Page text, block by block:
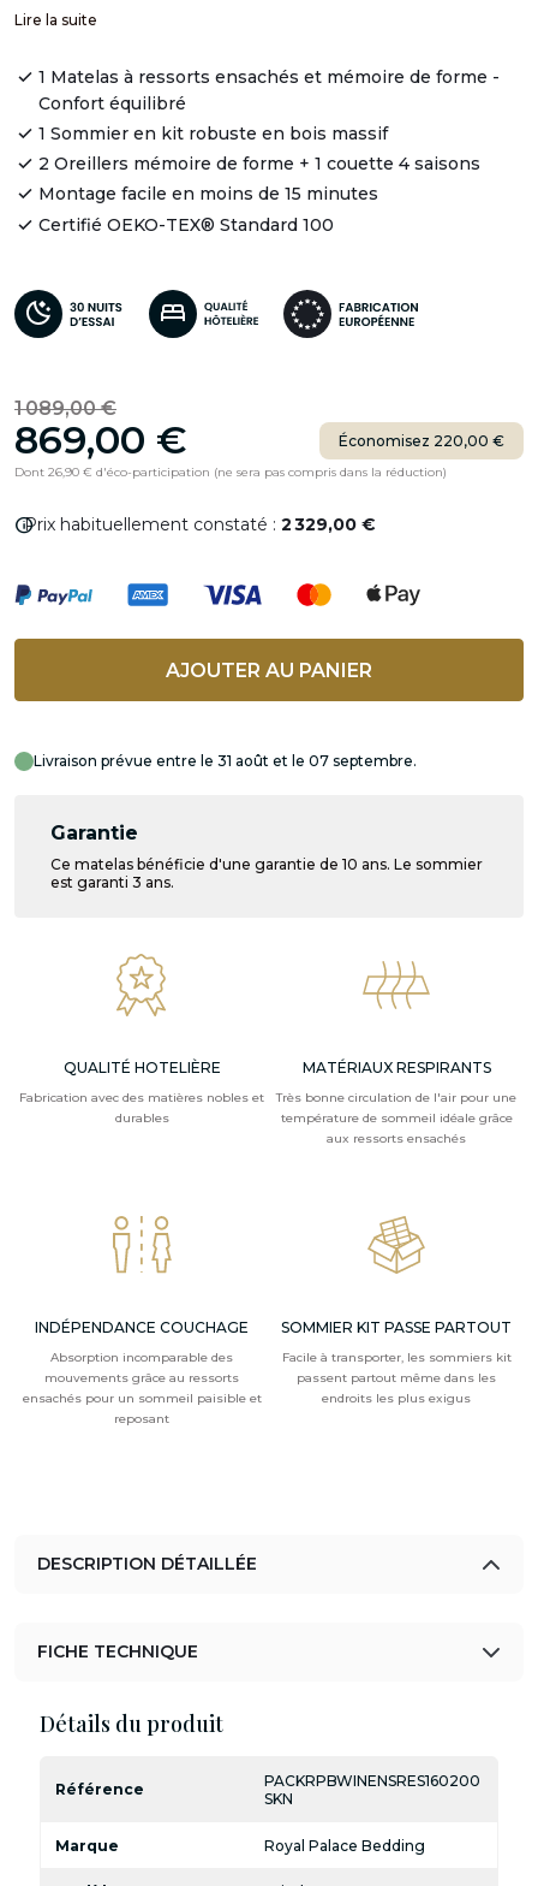
Lire la suite
1 Matelas à ressorts ensachés et mémoire de forme -
Confort équilibré
1 Sommier en kit robuste en bois massif
2 Oreillers mémoire de forme + 1 couette 4 saisons
Montage facile en moins de 15 minutes
Certifié OEKO-TEX® Standard 100
1 089,00 €
869,00 € Économisez 220,00 €
Dont 26,90 € d'éco-participation (ne sera pas compris dans la réduction)
infoPrix habituellement constaté : 2 329,00 €
AJOUTER AU PANIER
Livraison prévue entre le 31 août et le 07 septembre.
Garantie
Ce matelas bénéficie d'une garantie de 10 ans. Le sommier
est garanti 3 ans.
QUALITÉ HOTELIÈRE
Fabrication avec des matières nobles et
durables
MATÉRIAUX RESPIRANTS
Très bonne circulation de l'air pour une
température de sommeil idéale grâce
aux ressorts ensachés
INDÉPENDANCE COUCHAGE
Absorption incomparable des
mouvements grâce au ressorts
ensachés pour un sommeil paisible et
reposant
SOMMIER KIT PASSE PARTOUT
Facile à transporter, les sommiers kit
passent partout même dans les
endroits les plus exigus
DESCRIPTION DÉTAILLÉE
FICHE TECHNIQUE
Détails du produit
Référence
PACKRPBWINENSRES160200
SKN
Marque Royal Palace Bedding